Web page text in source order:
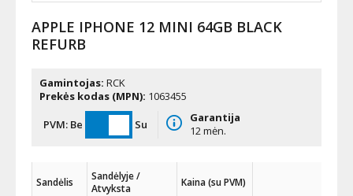
APPLE IPHONE 12 MINI 64GB BLACK
REFURB
Gamintojas: RCK
Prekės kodas (MPN): 1063455
PVM: Be Su
Garantija
12 mėn.
Sandėlis
Sandėlyje /
Atvyksta
Kaina (su PVM)